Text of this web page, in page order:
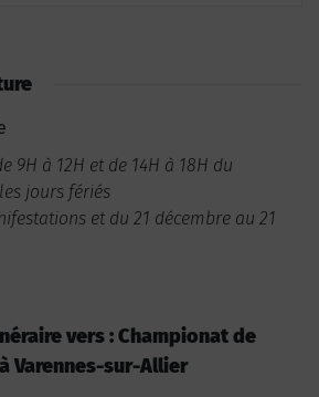
9H à 12H et de 14H à 18H du
jours fériés
et du 21 décembre au 21
vers : Championat de
Varennes-sur-Allier